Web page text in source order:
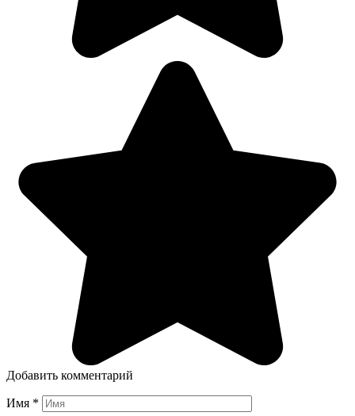
Добавить комментарий
Имя *